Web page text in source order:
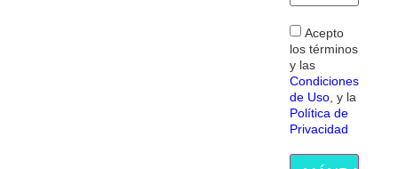
Acepto
los términos
y las
Condiciones
de Uso, y la
Política de
Privacidad